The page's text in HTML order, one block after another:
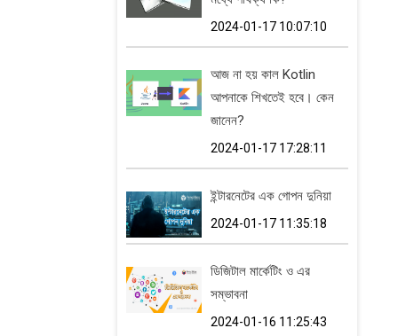
2024-01-17 10:07:10
আজ না হয় কাল Kotlin
আপনাকে শিখতেই হবে। কেন
জানেন?
2024-01-17 17:28:11
ইন্টারনেটের এক গোপন দুনিয়া
2024-01-17 11:35:18
ডিজিটাল মার্কেটিং ও এর
সম্ভাবনা
2024-01-16 11:25:43